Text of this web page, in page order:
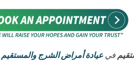
فيعيادة أمراض الشرج والمستقيم